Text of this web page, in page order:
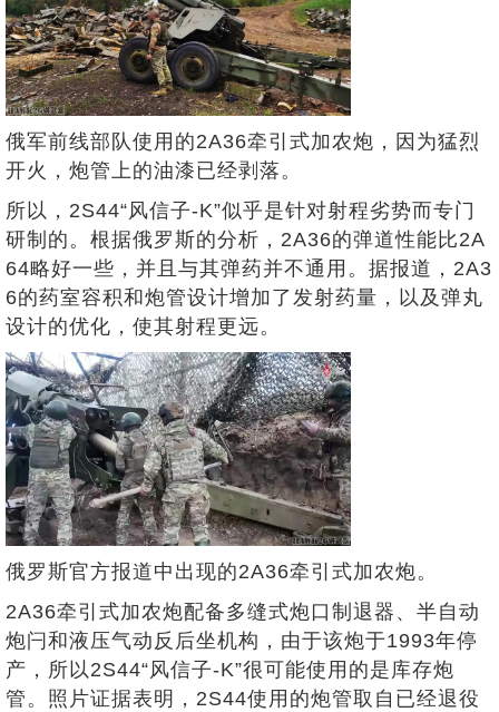
俄军前线部队使用的2A36牵引式加农炮，因为猛烈
开火，炮管上的油漆已经剥落。
所以，2S44“风信子-K”似乎是针对射程劣势而专门
研制的。根据俄罗斯的分析，2A36的弹道性能比2A
64略好一些，并且与其弹药并不通用。据报道，2A3
6的药室容积和炮管设计增加了发射药量，以及弹丸
设计的优化，使其射程更远。
俄罗斯官方报道中出现的2A36牵引式加农炮。
2A36牵引式加农炮配备多缝式炮口制退器、半自动
炮闩和液压气动反后坐机构，由于该炮于1993年停
产，所以2S44“风信子-K”很可能使用的是库存炮
管。照片证据表明，2S44使用的炮管取自已经退役